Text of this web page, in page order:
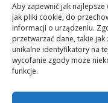
Aby zapewnić jak
jak pliki cookie, do
informacji o urządzeniu.
przetwarzać dane, takie
unikalne identyfikatory na
wycofanie zgody może
funkcje.
Lokalizacja Big Blue:
jezioro przy kąpielisku
Social